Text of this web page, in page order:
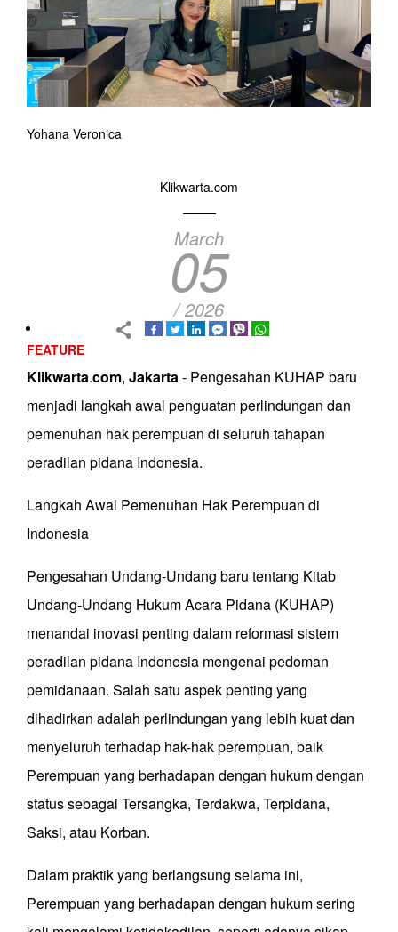
Yohana Veronica
Klikwarta.com
March
05
/ 2026
FEATURE
Klikwarta.com, Jakarta- Pengesahan KUHAP baru
menjadi langkah awal penguatan perlindungan dan
pemenuhan hak perempuan di seluruh tahapan
peradilan pidana Indonesia.
Langkah Awal Pemenuhan Hak Perempuan di
Indonesia
Pengesahan Undang-Undang baru tentang Kitab
Undang-Undang Hukum Acara Pidana (KUHAP)
menandai inovasi penting dalam reformasi sistem
peradilan pidana Indonesia mengenai pedoman
pemidanaan. Salah satu aspek penting yang
dihadirkan adalah perlindungan yang lebih kuat dan
menyeluruh terhadap hak-hak perempuan, baik
Perempuan yang berhadapan dengan hukum dengan
status sebagai Tersangka, Terdakwa, Terpidana,
Saksi, atau Korban.
Dalam praktik yang berlangsung selama ini,
Perempuan yang berhadapan dengan hukum sering